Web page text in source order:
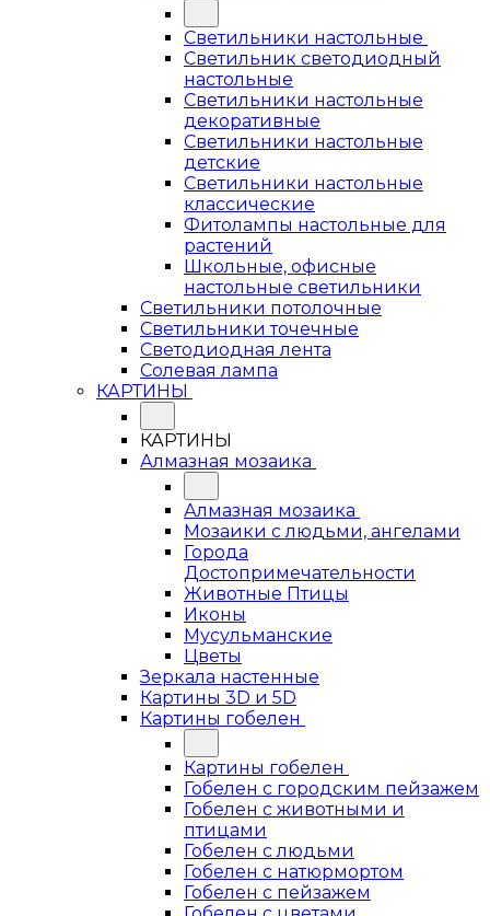
Светильники настольные
Светильник светодиодный
настольные
Светильники настольные
декоративные
Светильники настольные
детские
Светильники настольные
классические
Фитолампы настольные для
растений
Школьные, офисные
настольные светильники
Светильники потолочные
Светильники точечные
Светодиодная лента
Солевая лампа
КАРТИНЫ
КАРТИНЫ
Алмазная мозаика
Алмазная мозаика
Мозаики с людьми, ангелами
Города
Достопримечательности
Животные Птицы
Иконы
Мусульманские
Цветы
Зеркала настенные
Картины 3D и 5D
Картины гобелен
Картины гобелен
Гобелен с городским пейзажем
Гобелен с животными и
птицами
Гобелен с людьми
Гобелен с натюрмортом
Гобелен с пейзажем